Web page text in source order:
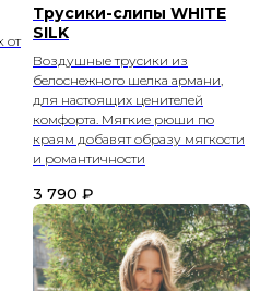
от
Трусики-слипы WHITE
SILK
Воздушные трусики из
белоснежного шелка армани,
для настоящих ценителей
комфорта. Мягкие рюши по
краям добавят образу мягкости
и романтичности
3 790 ₽